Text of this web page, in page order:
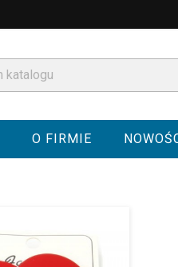
O FIRMIE